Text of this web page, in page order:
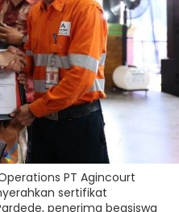
PT Agincourt
sertifikat
penerima beasiswa